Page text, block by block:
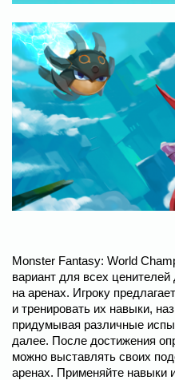
Monster Fantasy: World
вариант для всех
на аренах. Игроку
и тренировать их навыки,
придумывая различные
далее. После достижения
можно выставлять своих
аренах. Применяйте навыки